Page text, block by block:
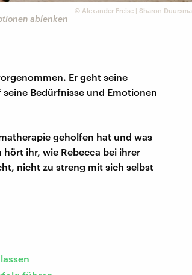
© Alexander Freise | Sharon Duursma
ablenken
Er geht seine
Bedürfnisse und Emotionen
geholfen hat und was
ihr, wie Rebecca bei ihrer
nicht zu streng mit sich selbst